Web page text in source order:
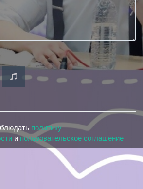
политику
ипользовательское соглашение